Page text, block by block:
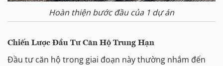
Hoàn thiện bước đầu của 1 dự án
Chiến Lược Đầu Tư Căn Hộ Trung Hạn
Đầu tư căn hộ trong giai đoạn này thường nhắm đến